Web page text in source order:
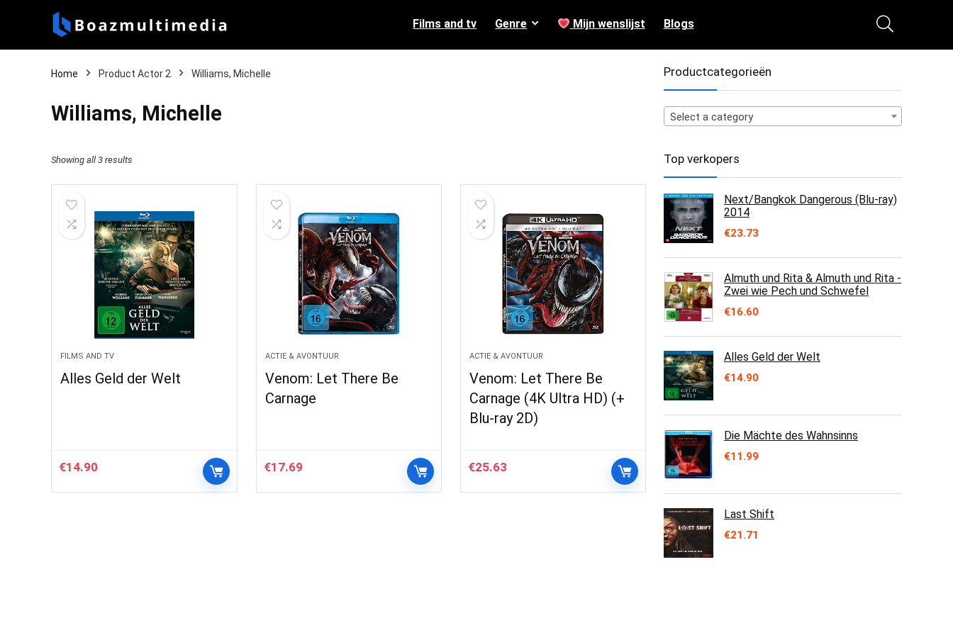
Films and tv Genre Mijn wenslijst Blogs
Home Product Actor 2 Williams, Michelle
Williams, Michelle
Showing all 3 results
FILMS AND TV
Alles Geld der Welt
€14.90
ACTIE & AVONTUUR
Venom: Let There Be
Carnage
€17.69
ACTIE & AVONTUUR
Venom: Let There Be
Carnage (4K Ultra HD) (+
Blu-ray 2D)
€25.63
Productcategorieën
Select a category
Top verkopers
Next/Bangkok Dangerous (Blu-ray)
2014
€23.73
Almuth und Rita & Almuth und Rita -
Zwei wie Pech und Schwefel
€16.60
Alles Geld der Welt
€14.90
Die Mächte des Wahnsinns
€11.99
Last Shift
€21.71